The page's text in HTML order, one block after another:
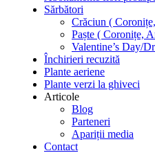
Sărbători
Crăciun (
Paște ( Coronițe,
Valentine’s Day/
Închirieri recuzită
Plante aeriene
Plante verzi la ghiveci
Articole
Blog
Parteneri
Apariții media
Contact